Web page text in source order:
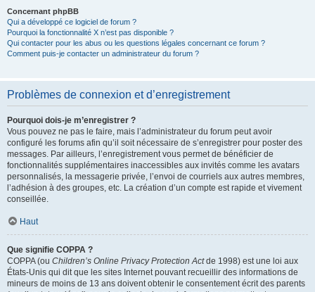
Concernant phpBB
Qui a développé ce logiciel de forum ?
Pourquoi la fonctionnalité X n’est pas disponible ?
Qui contacter pour les abus ou les questions légales concernant ce forum ?
Comment puis-je contacter un administrateur du forum ?
Problèmes de connexion et d’enregistrement
Pourquoi dois-je m’enregistrer ?
Vous pouvez ne pas le faire, mais l’administrateur du forum peut avoir
configuré les forums afin qu’il soit nécessaire de s’enregistrer pour poster des
messages. Par ailleurs, l’enregistrement vous permet de bénéficier de
fonctionnalités supplémentaires inaccessibles aux invités comme les avatars
personnalisés, la messagerie privée, l’envoi de courriels aux autres membres,
l’adhésion à des groupes, etc. La création d’un compte est rapide et vivement
conseillée.
Haut
Que signifie COPPA ?
COPPA (ou Children’s Online Privacy Protection Actde 1998) est une loi aux
États-Unis qui dit que les sites Internet pouvant recueillir des informations de
mineurs de moins de 13 ans doivent obtenir le consentement écrit des parents